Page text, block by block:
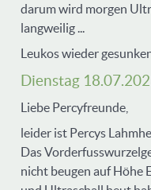
darum wird morgen
langweilig ...
Leukos wieder
Dienstag
Liebe Percyfreunde,
leider ist Percys
Das
nicht beugen auf Höhe